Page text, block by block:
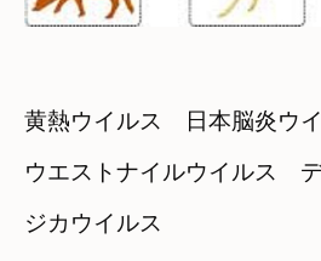
黄熱ウイルス　日本脳炎ウ
ウエストナイルウイルス　
ジカウイルス